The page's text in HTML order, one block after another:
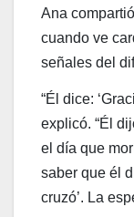
Ana
cuando ve
señales del
“Él dice:
explicó. “Él
el día que
saber que él
cruzó’. La